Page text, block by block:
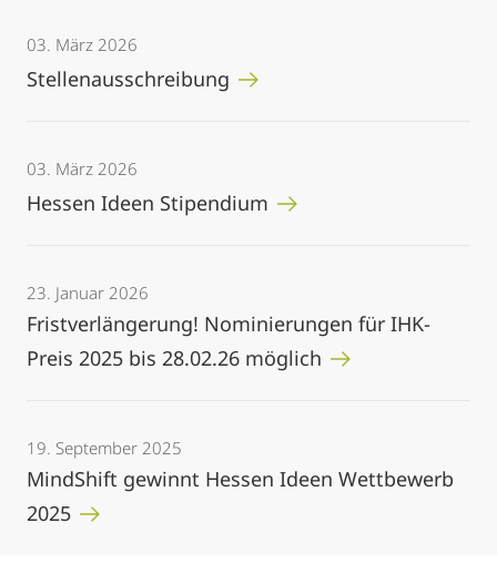
03. März 2026
Stellenausschreibung
03. März 2026
Hessen Ideen Stipendium
23. Januar 2026
Fristverlängerung! Nominierungen für IHK-
Preis 2025 bis 28.02.26 möglich
19. September 2025
MindShift gewinnt Hessen Ideen Wettbewerb
2025